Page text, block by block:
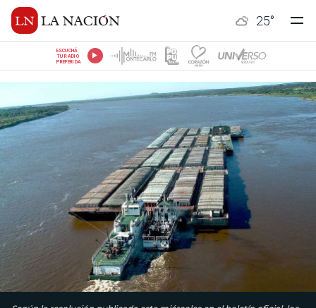
25°
ESCUCHÁ
TU RADIO
PREFERIDA